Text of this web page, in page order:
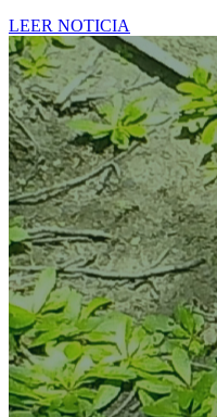
LEER NOTICIA